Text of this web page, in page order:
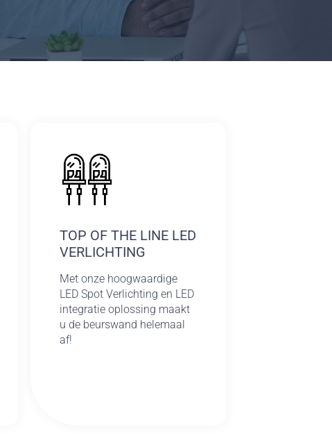
TOP OF THE LINE LED
VERLICHTING
Met onze hoogwaardige
LED Spot Verlichting en LED
integratie oplossing maakt
u de beurswand helemaal
af!